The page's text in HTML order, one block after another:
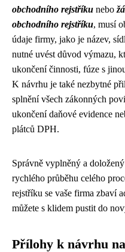
obchodního rejstříku nebo
obchodního rejstříku, musí
údaje firmy, jako je název,
nutné uvést důvod výmazu,
ukončení činnosti, fúze s
K návrhu je také nezbytné
splnění všech zákonných
ukončení daňové evidence
plátců DPH.
Správně vyplněný a
rychlého průběhu celého
rejstříku se vaše firma zbaví
můžete s klidem pustit do
Přílohy k návrhu